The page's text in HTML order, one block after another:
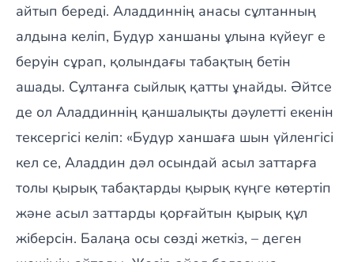
айтып береді. Аладдиннің анасы сұлтанның
алдына келіп, Будур ханшаны ұлына күйеуг е
беруін сұрап, қолындағы табақтың бетін
ашады. Сұлтанға сыйлық қатты ұнайды. Әйтсе
де ол Аладдиннің қаншалықты дәулетті екенін
тексергісі келіп: «Будур ханшаға шын үйленгісі
кел се, Аладдин дәл осындай асыл заттарға
толы қырық табақтарды қырық күңге көтертіп
және асыл заттарды қорғайтын қырық құл
жіберсін. Балаңа осы сөзді жеткіз, – деген